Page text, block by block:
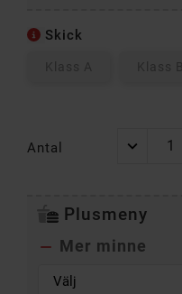
Skick
Klass A Klass B
Antal
Plusmeny
 Mer minne